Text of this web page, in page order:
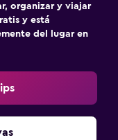
organizar y viajar
y está
del lugar en